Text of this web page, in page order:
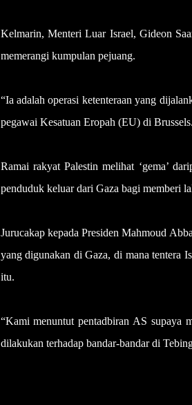
Kelmarin, Menteri Luar Israel, Gideon
memerangi kumpulan pejuang.
“Ia adalah operasi ketenteraan yang
pegawai Kesatuan Eropah (EU) di Brussels.
Ramai rakyat Palestin melihat ‘gema’
penduduk keluar dari Gaza bagi memberi
Jurucakap kepada Presiden Mahmoud
yang digunakan di Gaza, di mana tentera
itu.
“Kami menuntut pentadbiran AS supaya
dilakukan terhadap bandar-bandar di